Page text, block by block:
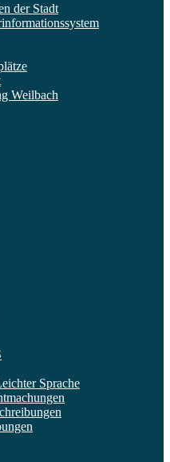
der Stadt
Weilbach
Sprache